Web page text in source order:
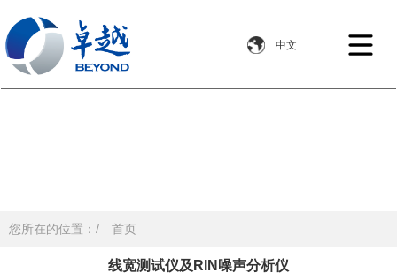
您所在的位置：/ 首页
线宽测试仪及RIN噪声分析仪